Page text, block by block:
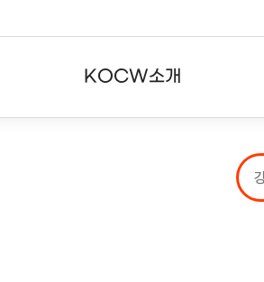
KOCW소개